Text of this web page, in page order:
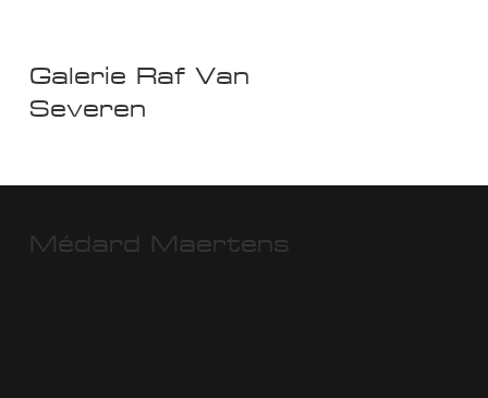
Galerie Raf Van
Severen
Médard Maertens